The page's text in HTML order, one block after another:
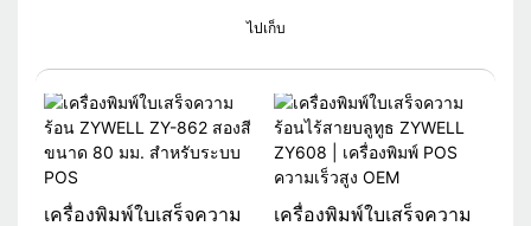
ไปเก็บ
เครื่องพิมพ์ใบเสร็จความ
เครื่องพิมพ์ใบเสร็จความ